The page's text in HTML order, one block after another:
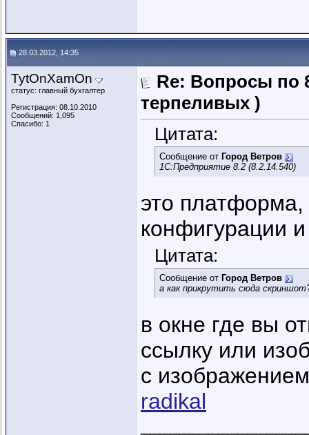
28.03.2012, 14:35
TytOnXamOn
статус: главный бухгалтер
Регистрация: 08.10.2010
Сообщений: 1,095
Спасибо: 1
Re: Вопросы по
терпеливых )
Цитата:
Сообщение от Город Ветров
1С:Предприятие 8.2 (8.2.14.540)
это
конфигурации
Цитата:
Сообщение от Город Ветров
а как прикрутить сюда
в окне где вы
ссылку или
с
radikal